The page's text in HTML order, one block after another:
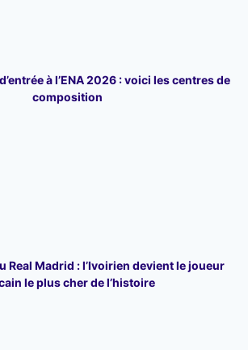
à l’ENA 2026 : voici les centres de
composition
Real Madrid : l’Ivoirien devient le joueur
le plus cher de l’histoire